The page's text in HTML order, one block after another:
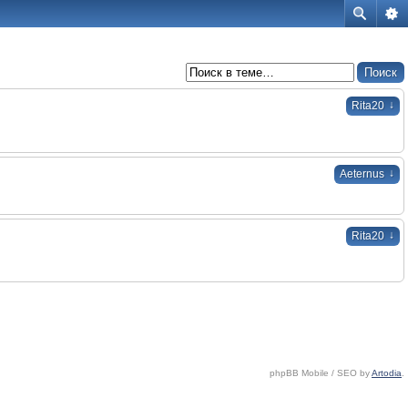
Rita20 ↓
Aeternus ↓
Rita20 ↓
phpBB Mobile / SEO byArtodia